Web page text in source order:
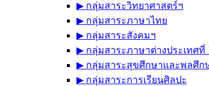
▶︎ กลุ่มสาระวิทยาศาสตร์ฯ
▶︎ กลุ่มสาระภาษาไทย
▶︎ กลุ่มสาระสังคมฯ
▶︎ กลุ่มสาระภาษาต่างประเทศที่
▶︎ กลุ่มสาระสุขศึกษาและพลศึก
▶︎ กลุ่มสาระการเรียนศิลปะ